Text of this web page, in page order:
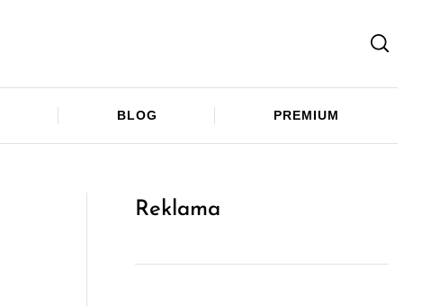
BLOG PREMIUM
Reklama